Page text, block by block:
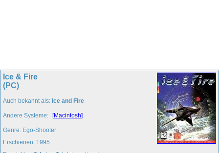
Ice & Fire
(PC)
Auch bekannt als: Ice and Fire
Andere Systeme: [Macintosh]
Genre: Ego-Shooter
Erschienen: 1995